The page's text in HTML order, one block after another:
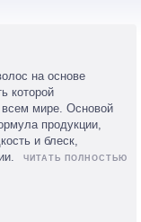
на основе
которой
мире. Основой
продукции,
и блеск,